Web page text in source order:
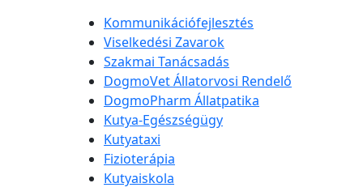
Kommunikációfejlesztés
Viselkedési Zavarok
Szakmai Tanácsadás
DogmoVet Állatorvosi Rendelő
DogmoPharm Állatpatika
Kutya-Egészségügy
Kutyataxi
Fizioterápia
Kutyaiskola